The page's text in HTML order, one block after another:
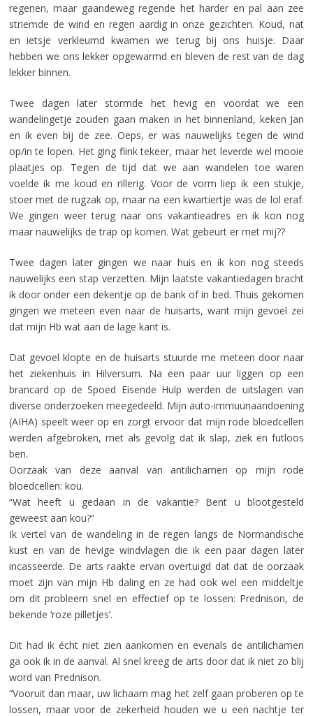
regenen, maar gaandeweg regende het harder en pal aan zee
striemde de wind en regen aardig in onze gezichten. Koud, nat
en ietsje verkleumd kwamen we terug bij ons huisje. Daar
hebben we ons lekker opgewarmd en bleven de rest van de dag
lekker binnen.
Twee dagen later stormde het hevig en voordat we een
wandelingetje zouden gaan maken in het binnenland, keken Jan
en ik even bij de zee. Oeps, er was nauwelijks tegen de wind
op/in te lopen. Het ging flink tekeer, maar het leverde wel mooie
plaatjes op. Tegen de tijd dat we aan wandelen toe waren
voelde ik me koud en rillerig. Voor de vorm liep ik een stukje,
stoer met de rugzak op, maar na een kwartiertje was de lol eraf.
We gingen weer terug naar ons vakantieadres en ik kon nog
maar nauwelijks de trap op komen. Wat gebeurt er met mij??
Twee dagen later gingen we naar huis en ik kon nog steeds
nauwelijks een stap verzetten. Mijn laatste vakantiedagen bracht
ik door onder een dekentje op de bank of in bed. Thuis gekomen
gingen we meteen even naar de huisarts, want mijn gevoel zei
dat mijn Hb wat aan de lage kant is.
Dat gevoel klopte en de huisarts stuurde me meteen door naar
het ziekenhuis in Hilversum. Na een paar uur liggen op een
brancard op de Spoed Eisende Hulp werden de uitslagen van
diverse onderzoeken meegedeeld. Mijn auto-immuunaandoening
(AIHA) speelt weer op en zorgt ervoor dat mijn rode bloedcellen
werden afgebroken, met als gevolg dat ik slap, ziek en futloos
ben.
Oorzaak van deze aanval van antilichamen op mijn rode
bloedcellen: kou.
“Wat heeft u gedaan in de vakantie? Bent u blootgesteld
geweest aan kou?”
Ik vertel van de wandeling in de regen langs de Normandische
kust en van de hevige windvlagen die ik een paar dagen later
incasseerde. De arts raakte ervan overtuigd dat dat de oorzaak
moet zijn van mijn Hb daling en ze had ook wel een middeltje
om dit probleem snel en effectief op te lossen: Prednison, de
bekende ‘roze pilletjes’.
Dit had ik écht niet zien aankomen en evenals de antilichamen
ga ook ik in de aanval. Al snel kreeg de arts door dat ik niet zo blij
word van Prednison.
“Vooruit dan maar, uw lichaam mag het zelf gaan proberen op te
lossen, maar voor de zekerheid houden we u een nachtje ter